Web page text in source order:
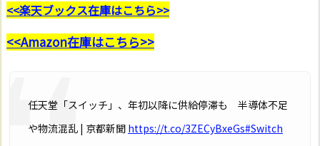
<<楽天ブックス在庫はこちら>>
<<Amazon在庫はこちら>>
任天堂「スイッチ」、年初以降に供給停滞も 半導体不足
や物流混乱 | 京都新聞 https://t.co/3ZECyBxeGs#Switch